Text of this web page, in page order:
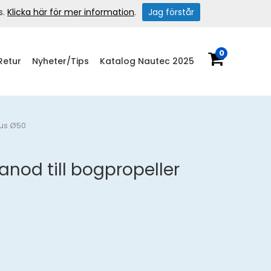
0
Nyheter/Tips Katalog Nautec 2025
Ø50
till bogpropeller
Klicka här för mer information. Jag förstår